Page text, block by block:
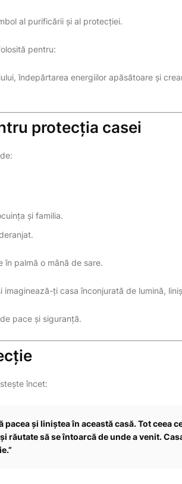
al purificării și al protecției.
pentru:
îndepărtarea energiilor apăsătoare și
protecția casei
și familia.
în palmă o mână de sare.
ți casa înconjurată de lumină,
pace și siguranță.
încet:
pacea și liniștea în această casă. Tot ceea
răutate să se întoarcă de unde a venit.